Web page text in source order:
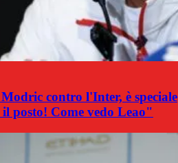
contro l'Inter, è speciale
posto! Come vedo Leao"